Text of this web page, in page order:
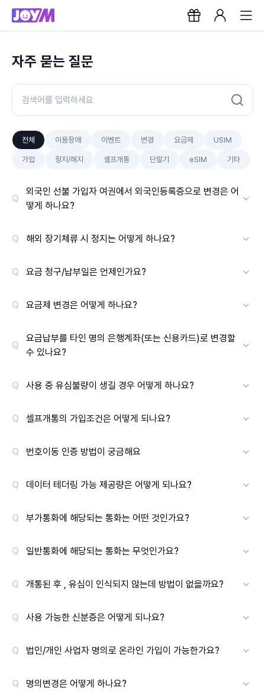
자주 묻는 질문
전체 이용장애 이벤트 변경 요금제 USIM
가입 정지/해지 셀프개통 단말기 eSIM 기타
외국인 선불 가입자 여권에서 외국인등록증으로 변경은 어
떻게 하나요?
해외 장기체류 시 정지는 어떻게 하나요?
요금 청구/납부일은 언제인가요?
요금제 변경은 어떻게 하나요?
요금납부를 타인 명의 은행계좌(또는 신용카드)로 변경할
수 있나요?
사용 중 유심불량이 생길 경우 어떻게 하나요?
셀프개통의 가입조건은 어떻게 되나요?
번호이동 인증 방법이 궁금해요
데이터 테더링 가능 제공량은 어떻게 되나요?
부가통화에 해당되는 통화는 어떤 것인가요?
일반통화에 해당되는 통화는 무엇인가요?
개통된 후 , 유심이 인식되지 않는데 방법이 없을까요?
사용 가능한 신분증은 어떻게 되나요?
법인/개인 사업자 명의로 온라인 가입이 가능한가요?
명의변경은 어떻게 하나요?